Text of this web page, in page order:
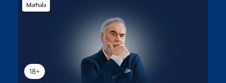
18+
Mərhələ